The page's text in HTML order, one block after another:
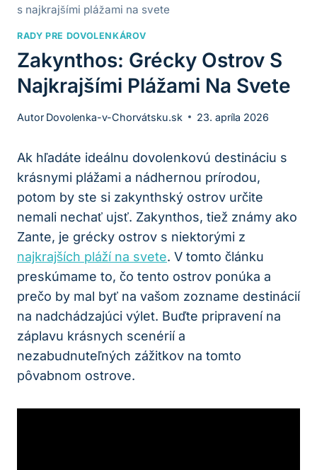
s najkrajšími plážami na svete
RADY PRE DOVOLENKÁROV
Zakynthos: Grécky Ostrov S
Najkrajšími Plážami Na Svete
Autor Dovolenka-v-Chorvátsku.sk 23. apríla 2026
Ak hľadáte ideálnu dovolenkovú destináciu s
krásnymi plážami a nádhernou prírodou,
potom by ste si zakynthský ostrov určite
nemali nechať ujsť. Zakynthos, tiež známy ako
Zante, je grécky ostrov s niektorými z
najkrajších pláží na svete. V tomto článku
preskúmame to, čo tento ostrov ponúka a
prečo by mal byť na vašom zozname destinácií
na nadchádzajúci výlet. Buďte pripravení na
záplavu krásnych scenérií a
nezabudnuteľných zážitkov na tomto
pôvabnom ostrove.